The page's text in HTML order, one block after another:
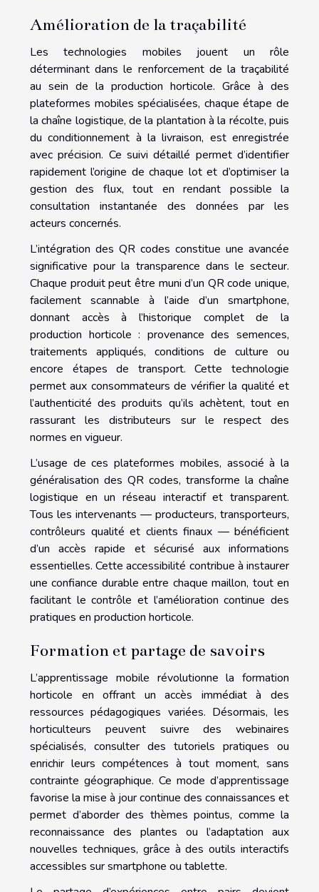
Amélioration de la traçabilité
Les technologies mobiles jouent un rôle
déterminant dans le renforcement de la traçabilité
au sein de la production horticole. Grâce à des
plateformes mobiles spécialisées, chaque étape de
la chaîne logistique, de la plantation à la récolte, puis
du conditionnement à la livraison, est enregistrée
avec précision. Ce suivi détaillé permet d’identifier
rapidement l’origine de chaque lot et d’optimiser la
gestion des flux, tout en rendant possible la
consultation instantanée des données par les
acteurs concernés.
L’intégration des QR codes constitue une avancée
significative pour la transparence dans le secteur.
Chaque produit peut être muni d’un QR code unique,
facilement scannable à l’aide d’un smartphone,
donnant accès à l’historique complet de la
production horticole : provenance des semences,
traitements appliqués, conditions de culture ou
encore étapes de transport. Cette technologie
permet aux consommateurs de vérifier la qualité et
l’authenticité des produits qu’ils achètent, tout en
rassurant les distributeurs sur le respect des
normes en vigueur.
L’usage de ces plateformes mobiles, associé à la
généralisation des QR codes, transforme la chaîne
logistique en un réseau interactif et transparent.
Tous les intervenants — producteurs, transporteurs,
contrôleurs qualité et clients finaux — bénéficient
d’un accès rapide et sécurisé aux informations
essentielles. Cette accessibilité contribue à instaurer
une confiance durable entre chaque maillon, tout en
facilitant le contrôle et l’amélioration continue des
pratiques en production horticole.
Formation et partage de savoirs
L’apprentissage mobile révolutionne la formation
horticole en offrant un accès immédiat à des
ressources pédagogiques variées. Désormais, les
horticulteurs peuvent suivre des webinaires
spécialisés, consulter des tutoriels pratiques ou
enrichir leurs compétences à tout moment, sans
contrainte géographique. Ce mode d’apprentissage
favorise la mise à jour continue des connaissances et
permet d’aborder des thèmes pointus, comme la
reconnaissance des plantes ou l’adaptation aux
nouvelles techniques, grâce à des outils interactifs
accessibles sur smartphone ou tablette.